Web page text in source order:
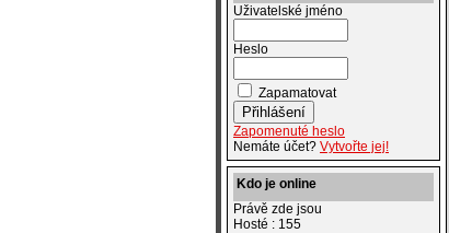
Uživatelské jméno
Heslo
Zapamatovat
Zapomenuté heslo
Nemáte účet? Vytvořte jej!
Kdo je online
Právě zde jsou
Hosté : 155